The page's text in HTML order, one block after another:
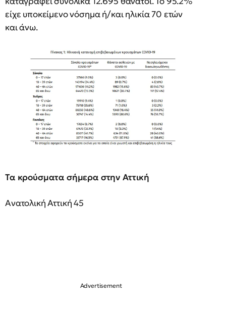
είχε υποκείμενο νόσημα ή/και ηλικία 70 ετών
και άνω.
Τα κρούσματα σήμερα στην Αττική
Ανατολική Αττική 45